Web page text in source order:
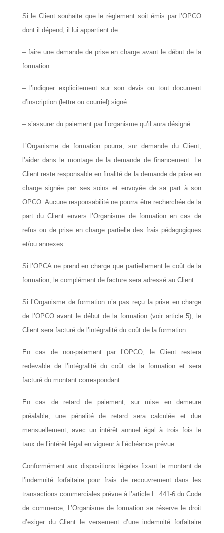
Si le Client souhaite que le règlement soit émis par l’OPCO
dont il dépend, il lui appartient de :
– faire une demande de prise en charge avant le début de la
formation.
– l’indiquer explicitement sur son devis ou tout document
d’inscription (lettre ou courriel) signé
– s’assurer du paiement par l’organisme qu’il aura désigné.
L’Organisme de formation pourra, sur demande du Client,
l’aider dans le montage de la demande de financement. Le
Client reste responsable en finalité de la demande de prise en
charge signée par ses soins et envoyée de sa part à son
OPCO. Aucune responsabilité ne pourra être recherchée de la
part du Client envers l’Organisme de formation en cas de
refus ou de prise en charge partielle des frais pédagogiques
et/ou annexes.
Si l’OPCA ne prend en charge que partiellement le coût de la
formation, le complément de facture sera adressé au Client.
Si l’Organisme de formation n’a pas reçu la prise en charge
de l’OPCOavant le début de la formation (voir article 5), le
Client sera facturé de l’intégralité du coût de la formation.
En cas de non-paiement par l’OPCO, le Client restera
redevable de l’intégralité du coût de la formation et sera
facturé du montant correspondant.
En cas de retard de paiement, sur mise en demeure
préalable, une pénalité de retard sera calculée et due
mensuellement, avec un intérêt annuel égal à trois fois le
taux de l’intérêt légal en vigueur à l’échéance prévue.
Conformément aux dispositions légales fixant le montant de
l’indemnité forfaitaire pour frais de recouvrement dans les
transactions commerciales prévue à l’article L. 441-6 du Code
de commerce, L’Organisme de formation se réserve le droit
d’exiger du Client le versement d’une indemnité forfaitaire